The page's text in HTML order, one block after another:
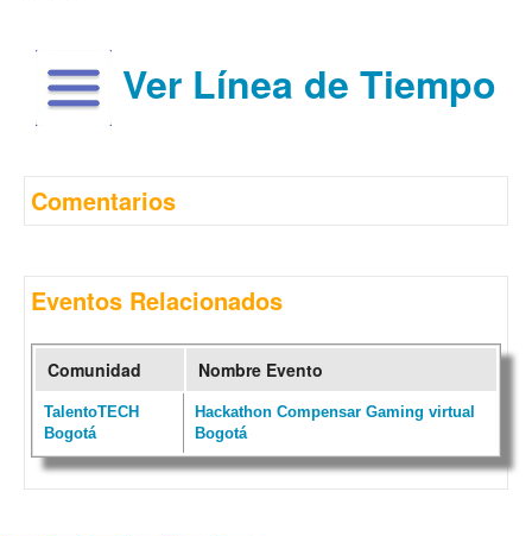
Ver Línea de Tiempo
Comentarios
Eventos Relacionados
Comunidad Nombre Evento
TalentoTECH
Bogotá
Hackathon Compensar Gaming virtual
Bogotá